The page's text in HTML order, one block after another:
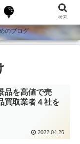
のブログ
品を高値で売
買取業者４社を
2022.04.26
検索